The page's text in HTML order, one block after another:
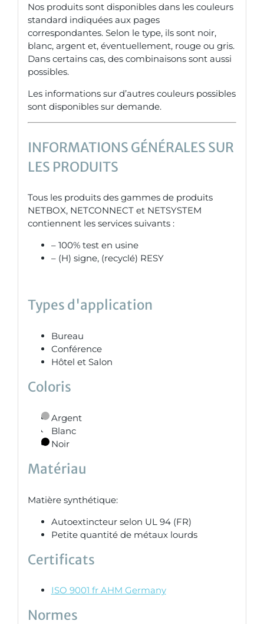
Nos produits sont disponibles dans les couleurs
standard indiquées aux pages
correspondantes. Selon le type, ils sont noir,
blanc, argent et, éventuellement, rouge ou gris.
Dans certains cas, des combinaisons sont aussi
possibles.
Les informations sur d’autres couleurs possibles
sont disponibles sur demande.
INFORMATIONS GÉNÉRALES SUR
LES PRODUITS
Tous les produits des gammes de produits
NETBOX, NETCONNECT et NETSYSTEM
contiennent les services suivants :
– 100% test en usine
– (H) signe, (recyclé) RESY
Types d'application
Bureau
Conférence
Hôtel et Salon
Coloris
Argent
Blanc
Noir
Matériau
Matière synthétique:
Autoextincteur selon UL 94 (FR)
Petite quantité de métaux lourds
Certificats
ISO 9001 fr AHM Germany
Normes